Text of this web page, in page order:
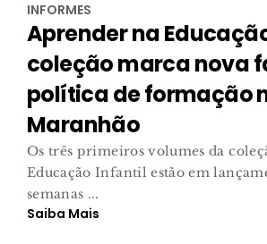
INFORMES
Aprender na
coleção marca nova
política de formação
Maranhão
Os três primeiros volumes da
Educação Infantil estão em
semanas ...
Saiba Mais